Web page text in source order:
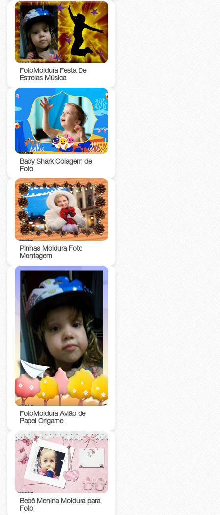
FotoMoldura Festa De
Estrelas Música
Baby Shark Colagem de
Foto
Pinhas Moldura Foto
Montagem
FotoMoldura Avião de
Papel Origame
Bebê Menina Moldura para
Foto